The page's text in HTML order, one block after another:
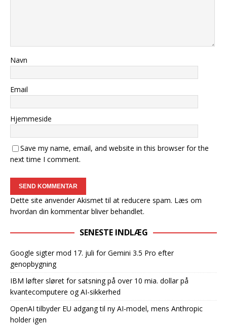
Navn
Email
Hjemmeside
Save my name, email, and website in this browser for the
next time I comment.
Dette site anvender Akismet til at reducere spam. Læs om
hvordan din kommentar bliver behandlet.
SENESTE INDLÆG
Google sigter mod 17. juli for Gemini 3.5 Pro efter
genopbygning
IBM løfter sløret for satsning på over 10 mia. dollar på
kvantecomputere og AI-sikkerhed
OpenAI tilbyder EU adgang til ny AI-model, mens Anthropic
holder igen